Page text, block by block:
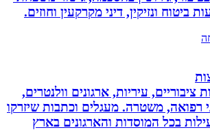
ונזיקין, דיני מקרקעין וחוזים.
עיריות, ארגונים וולנטרים,
משטרה. מעגלים וכתבות שיזרקו
בכל המוסדות והארגונים בארץ